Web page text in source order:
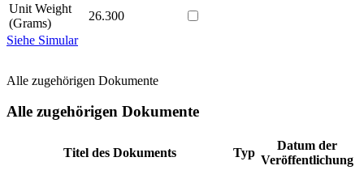
Unit Weight
(Grams)
26.300
Siehe Simular
Alle zugehörigen Dokumente
Alle zugehörigen Dokumente
Titel des Dokuments Typ
Datum der
Veröffentlichung